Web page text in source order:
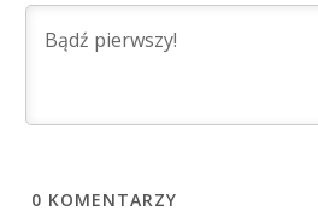
0 KOMENTARZY